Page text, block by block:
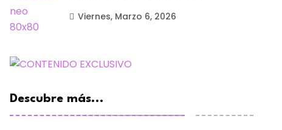
Viernes, Marzo 6, 2026
Descubre más...